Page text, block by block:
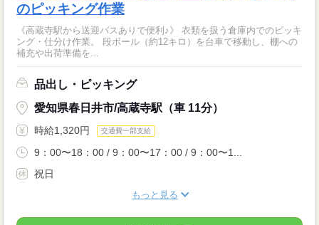
のピッキング作業
《高蔵寺駅から送迎バスありで便利♪》 衣類を扱う倉庫内でのピッキ
ング・仕分け作業。 段ボール（約12キロ）を台車で移動し、棚への
補充や出荷準備を...
品出し・ピッキング
愛知県春日井市/高蔵寺駅（車 11分）
時給1,320円 交通費一部支給
9：00〜18：00 / 9：00〜17：00 / 9：00〜1...
祝日
もっと見る